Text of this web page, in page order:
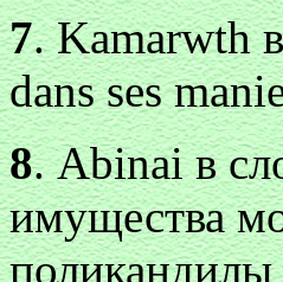
7.Kamarwth
dans ses
8.Abinaiв
имущества